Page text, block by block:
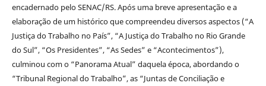
encadernado pelo SENAC/RS. Após uma breve apresentação e a
elaboração de um histórico que compreendeu diversos aspectos (“A
Justiça do Trabalho no País”, “A Justiça do Trabalho no Rio Grande
do Sul”, “Os Presidentes”, “As Sedes” e “Acontecimentos”),
culminou com o “Panorama Atual” daquela época, abordando o
“Tribunal Regional do Trabalho”, as “Juntas de Conciliação e